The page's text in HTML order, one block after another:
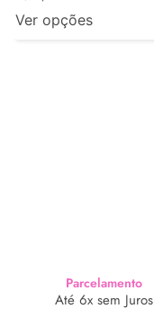
Ver opções
Parcelamento
Até 6x sem Juros